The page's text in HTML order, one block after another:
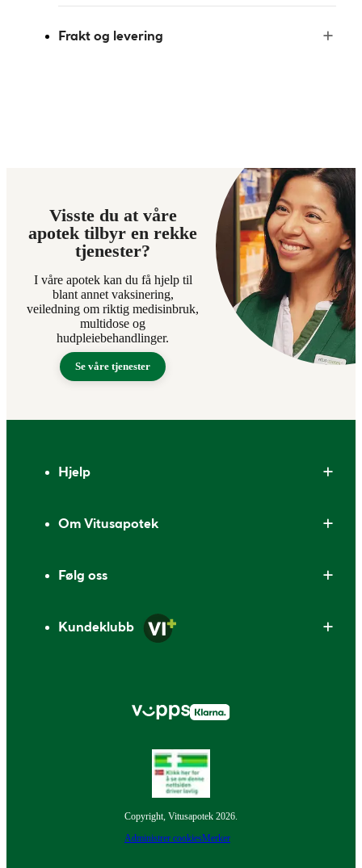
Frakt og levering
Visste du at våre
apotek tilbyr en rekke
tjenester?
I våre apotek kan du få hjelp til
blant annet vaksinering,
veiledning om riktig medisinbruk,
multidose og
hudpleiebehandlinger.
Se våre tjenester
Hjelp
Om Vitusapotek
Følg oss
Kundeklubb
Copyright, Vitusapotek 2026.
Administrer cookiesMerker